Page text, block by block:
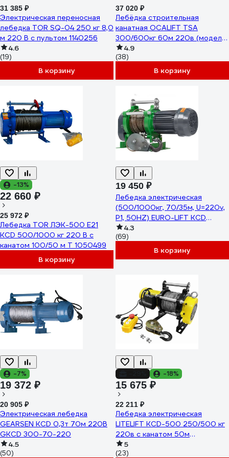
31 385 ₽
Электрическая переносная
лебедка TOR SQ-04 250 кг 8,0
м 220 В с пультом 1140256
4.6
(19)
В корзину
37 020 ₽
Лебёдка строительная
канатная OCALIFT TSA
300/600кг 60м 220в (модель
500кг) (алюминиевый корпус)
TSA30060m220v
4.9
(38)
В корзину
-13%
22 660 ₽
25 972 ₽
Лебедка TOR ЛЭК-500 E21
KCD 500/1000 кг 220 В с
канатом 100/50 м T 1050499
В корзину
19 450 ₽
Лебедка электрическая
(500/1000кг, 70/35м, U=220v,
P1, 50HZ) EURO-LIFT KCD
00019836
4.3
(69)
В корзину
-7%
19 372 ₽
20 905 ₽
Электрическая лебедка
GEARSEN KCD 0,3т 70м 220В
GKCD 300-70-220
4.5
(50)
-18%
15 675 ₽
22 211 ₽
Лебедка электрическая
LITELIFT KCD-500 250/500 кг
220в с канатом 50м
kcd50050m220
5
(23)